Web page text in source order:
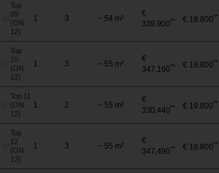
Top
09
(ON
12)
1 3 ~ 54 m²
€
339.900** € 19.800**
Top
10
(ON
12)
1 3 ~ 55 m²
€
347.160** € 19.800**
Top 11
(ON
12)
1 2 ~ 55 m²
€
330.440** € 19.800**
Top
12
(ON
12)
1 3 ~ 55 m²
€
347.490** € 19.800**